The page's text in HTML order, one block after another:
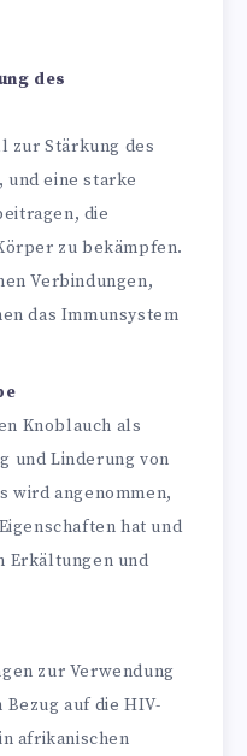
des
zur Stärkung des
und eine starke
die
zu bekämpfen.
Verbindungen,
das Immunsystem
Knoblauch als
und Linderung von
wird angenommen,
hat und
Erkältungen und
zur Verwendung
auf die HIV-
afrikanischen